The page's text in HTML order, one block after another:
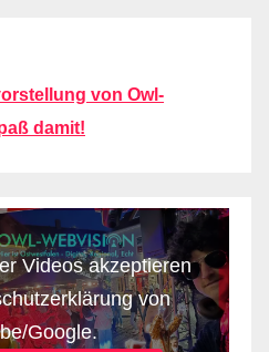
von Owl-
damit!
Videos akzeptieren
von
Google.